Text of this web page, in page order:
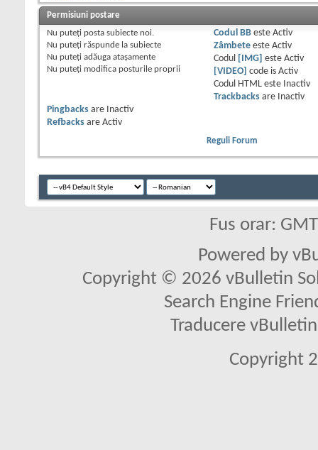
Permisiuni postare
Nu puteţi posta subiecte noi.
Nu puteţi răspunde la subiecte
Nu puteţi adăuga ataşamente
Nu puteţi modifica posturile proprii
Codul BBeste Activ
Zâmbeteeste Activ
Codul
[IMG] este Activ
[VIDEO]
code is Activ
Codul HTML este
Inactiv
Trackbacksare
Inactiv
Pingbacks are
Inactiv
Refbacks are Activ
Reguli Forum
Fus orar:
Powered by
Copyright © 2026 vBulletin
Search Engine
Traducere
Copyright